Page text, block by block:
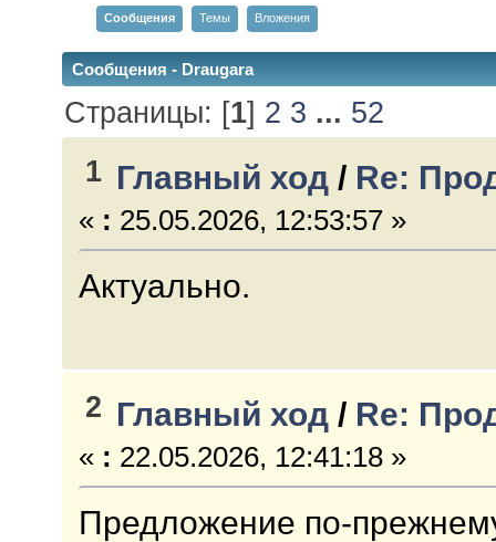
Сообщения Темы Вложения
Сообщения - Draugara
Страницы: [1] 2 3 ... 52
1 Главный ход / Re:
« : 25.05.2026, 12:53:57 »
Актуально.
2 Главный ход / Re:
« : 22.05.2026, 12:41:18 »
Предложение по-